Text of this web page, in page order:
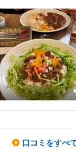
口コミをすべ